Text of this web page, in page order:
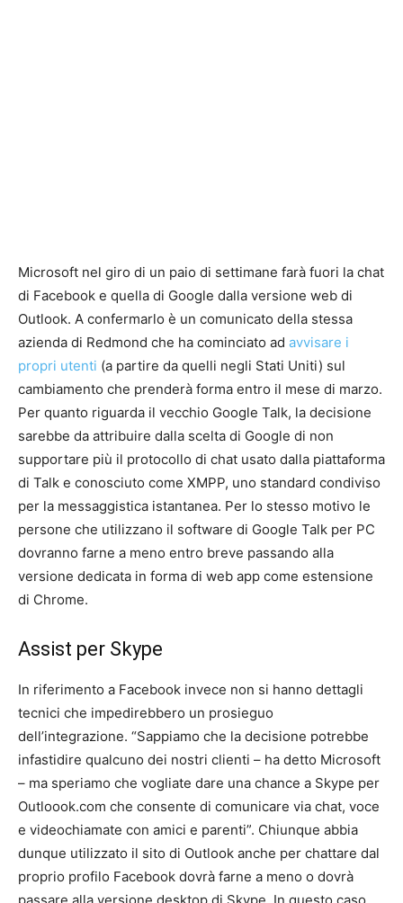
Microsoft nel giro di un paio di settimane farà fuori la chat
di Facebook e quella di Google dalla versione web di
Outlook. A confermarlo è un comunicato della stessa
azienda di Redmond che ha cominciato ad avvisare i
propri utenti (a partire da quelli negli Stati Uniti) sul
cambiamento che prenderà forma entro il mese di marzo.
Per quanto riguarda il vecchio Google Talk, la decisione
sarebbe da attribuire dalla scelta di Google di non
supportare più il protocollo di chat usato dalla piattaforma
di Talk e conosciuto come XMPP, uno standard condiviso
per la messaggistica istantanea. Per lo stesso motivo le
persone che utilizzano il software di Google Talk per PC
dovranno farne a meno entro breve passando alla
versione dedicata in forma di web app come estensione
di Chrome.
Assist per Skype
In riferimento a Facebook invece non si hanno dettagli
tecnici che impedirebbero un prosieguo
dell’integrazione. “Sappiamo che la decisione potrebbe
infastidire qualcuno dei nostri clienti – ha detto Microsoft
– ma speriamo che vogliate dare una chance a Skype per
Outloook.com che consente di comunicare via chat, voce
e videochiamate con amici e parenti”. Chiunque abbia
dunque utilizzato il sito di Outlook anche per chattare dal
proprio profilo Facebook dovrà farne a meno o dovrà